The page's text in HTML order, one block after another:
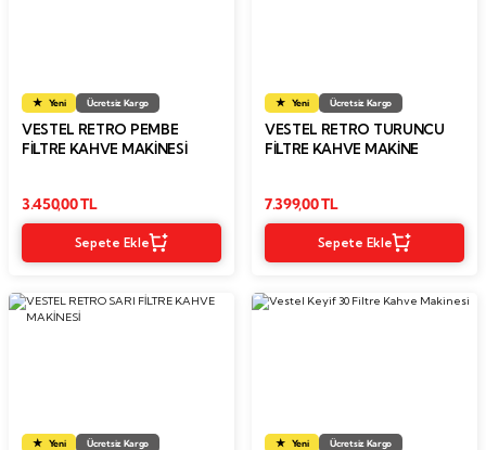
Yeni Ücretsiz Kargo
VESTEL RETRO PEMBE
FİLTRE KAHVE MAKİNESİ
3.450,00 TL
Sepete Ekle
Yeni Ücretsiz Kargo
VESTEL RETRO TURUNCU
FİLTRE KAHVE MAKİNE
7.399,00 TL
Sepete Ekle
Yeni Ücretsiz Kargo Yeni Ücretsiz Kargo